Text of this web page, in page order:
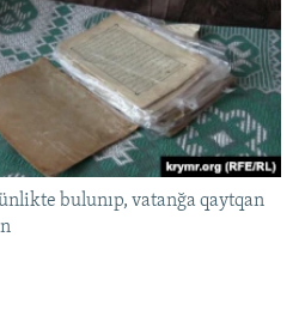
bulunıp, vatanğa qaytqan